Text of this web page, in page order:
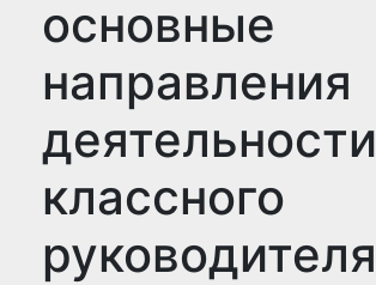
основные
направления
деятельности
классного